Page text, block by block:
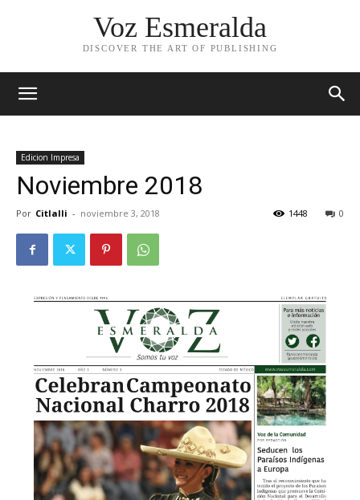
Voz Esmeralda
DISCOVER THE ART OF PUBLISHING
Edicion Impresa
Noviembre 2018
Por Citlalli - noviembre 3, 2018 0
1448